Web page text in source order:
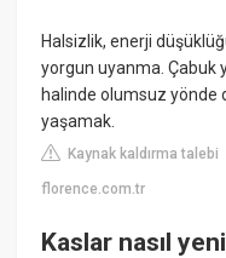
Halsizlik, enerji
yorgun uyanma. Çabuk
halinde olumsuz yönde
yaşamak.
Kaynak kaldırma talebi
florence.com.tr
Kaslar nasıl